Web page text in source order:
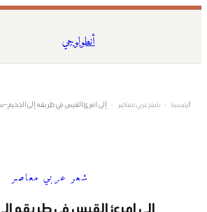
المحتوى
أنطولوجي
الرئيسية › شعر عربي معاصر › إلى امرئ القيس في طريقه إلى الجحيم
شعر عربي معاصر